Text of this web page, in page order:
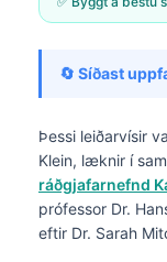
🔄 Síðast
Þessi leiðarvísir
Klein, læknir í
ráðgjafarnefnd
prófessor Dr.
eftir Dr. Sarah